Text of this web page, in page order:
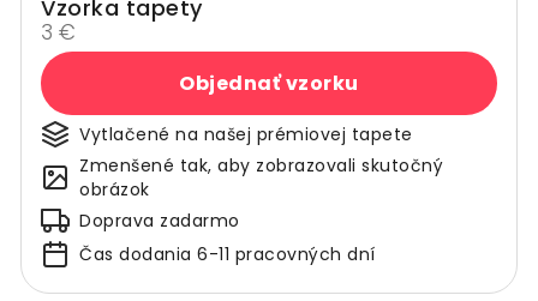
Vzorka tapety
3 €
Objednať vzorku
Vytlačené na našej prémiovej tapete
Zmenšené tak, aby zobrazovali skutočný
obrázok
Doprava zadarmo
Čas dodania 6-11 pracovných dní